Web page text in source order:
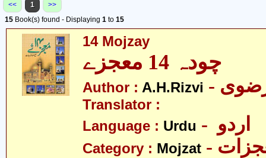
<< 1
>>
15 Book(s) found - Displaying 1 to 15
14 Mojzay
چودہ 14 معجزے
Author : A.H.Rizvi
Translator :
Language : Urdu
Category : Mojzat